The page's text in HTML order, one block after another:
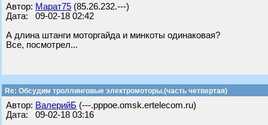
Автор: Марат75 (85.26.232.---)
Дата: 09-02-18 02:42
А длина штанги моторгайда и минкоты одинаковая?
Все, посмотрел...
Re: Обсудим троллинговые электромоторы.(часть четвертая)
Автор: ВалерийБ (---.pppoe.omsk.ertelecom.ru)
Дата: 09-02-18 03:16